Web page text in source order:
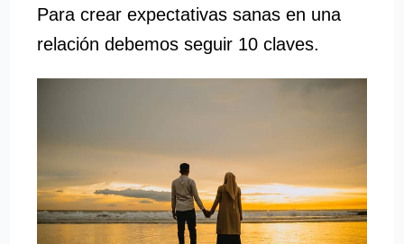
Para crear expectativas sanas en una
relación debemos seguir 10 claves.